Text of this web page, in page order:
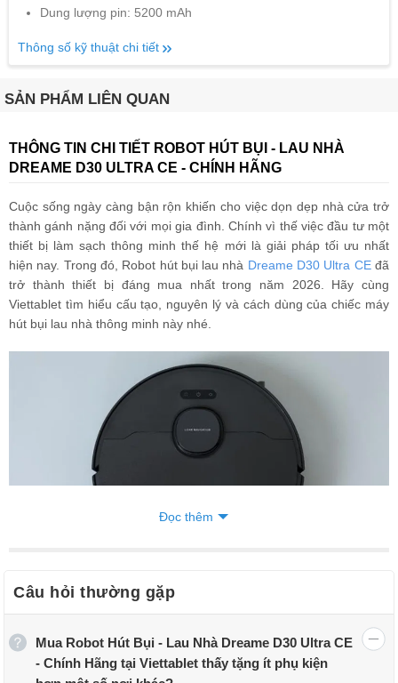
Dung lượng pin: 5200 mAh
Thông số kỹ thuật chi tiết
SẢN PHẨM LIÊN QUAN
THÔNG TIN CHI TIẾT ROBOT HÚT BỤI - LAU NHÀ
DREAME D30 ULTRA CE - CHÍNH HÃNG
Cuộc sống ngày càng bận rộn khiến cho việc dọn dẹp nhà cửa trở
thành gánh nặng đối với mọi gia đình. Chính vì thế việc đầu tư một
thiết bị làm sạch thông minh thế hệ mới là giải pháp tối ưu nhất
hiện nay. Trong đó, Robot hút bụi lau nhà Dreame D30 Ultra CEđã
trở thành thiết bị đáng mua nhất trong năm 2026. Hãy cùng
Viettablet tìm hiểu cấu tạo, nguyên lý và cách dùng của chiếc máy
hút bụi lau nhà thông minh này nhé.
Máy hút bụi thông minh, hỗ trợ dọn dẹp sạch sẽ nhà cửa
Robot hút bụi lau nhà Dreame D30 Ultra CE là gì?
Robot hút bụi lau nhà Dreame D30 Ultra CE là thiết bị gia dụng dọn
Đọc thêm
Câu hỏi thường gặp
Mua Robot Hút Bụi - Lau Nhà Dreame D30 Ultra CE
- Chính Hãng tại Viettablet thấy tặng ít phụ kiện